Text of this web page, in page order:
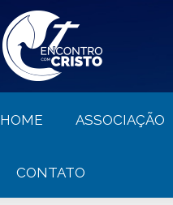
HOME ASSOCIAÇÃO
CONTATO
HOME